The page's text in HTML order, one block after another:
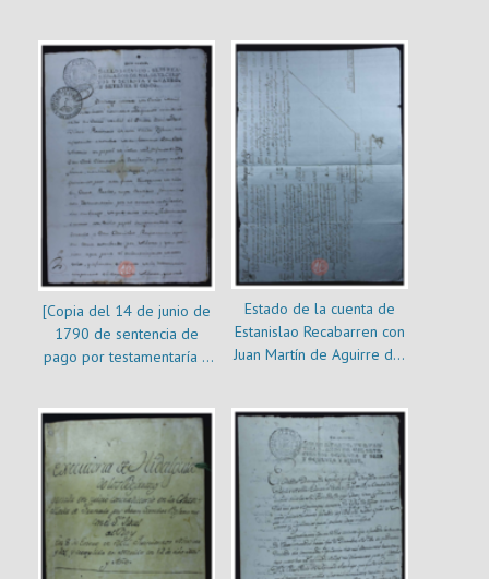
[Copia del 14 de junio de
1790 de sentencia de
pago por testamentaría y
por parte de Estanislao
Recabarren]
Estado de la cuenta de
Estanislao Recabarren con
Juan Martín de Aguirre del